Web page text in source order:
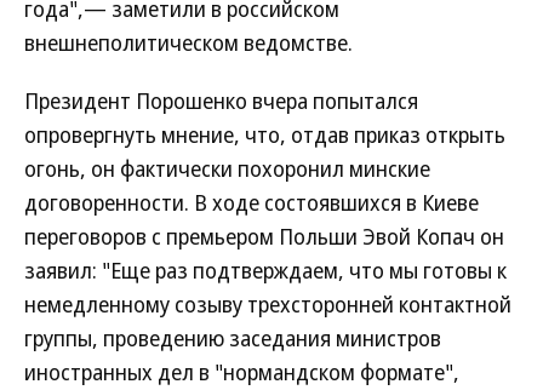
года",— заметили в российском
внешнеполитическом ведомстве.
Президент Порошенко вчера попытался
опровергнуть мнение, что, отдав приказ открыть
огонь, он фактически похоронил минские
договоренности. В ходе состоявшихся в Киеве
переговоров с премьером Польши Эвой Копач он
заявил: "Еще раз подтверждаем, что мы готовы к
немедленному созыву трехсторонней контактной
группы, проведению заседания министров
иностранных дел в "нормандском формате",